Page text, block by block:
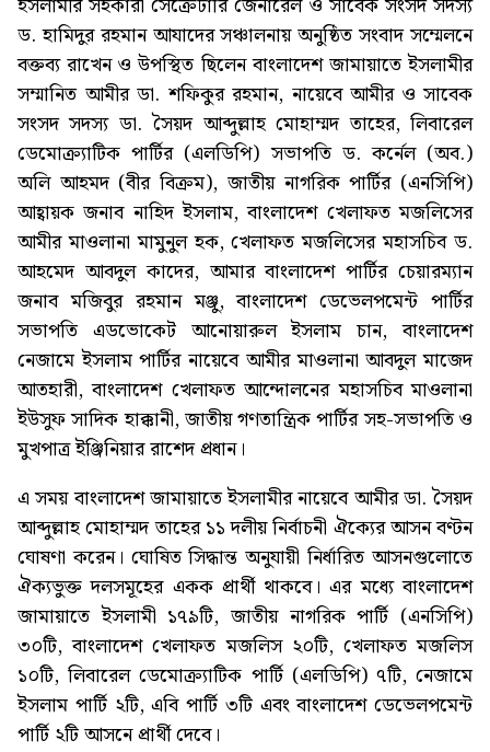
ড. হামিদুর রহমান আযাদের সঞ্চালনায় অনুষ্ঠিত সংবাদ সম্মেলনে
বক্তব্য রাখেন ও উপস্থিত ছিলেন বাংলাদেশ জামায়াতে ইসলামীর
সম্মানিত আমীর ডা. শফিকুর রহমান, নায়েবে আমীর ও সাবেক
সংসদ সদস্য ডা. সৈয়দ আব্দুল্লাহ মোহাম্মদ তাহের, লিবারেল
ডেমোক্র্যাটিক পার্টির (এলডিপি) সভাপতি ড. কর্নেল (অব.)
অলি আহমদ (বীর বিক্রম), জাতীয় নাগরিক পার্টির (এনসিপি)
আহ্বায়ক জনাব নাহিদ ইসলাম, বাংলাদেশ খেলাফত মজলিসের
আমীর মাওলানা মামুনুল হক, খেলাফত মজলিসের মহাসচিব ড.
আহমেদ আবদুল কাদের, আমার বাংলাদেশ পার্টির চেয়ারম্যান
জনাব মজিবুর রহমান মঞ্জু, বাংলাদেশ ডেভেলপমেন্ট পার্টির
সভাপতি এডভোকেট আনোয়ারুল ইসলাম চান, বাংলাদেশ
নেজামে ইসলাম পার্টির নায়েবে আমীর মাওলানা আবদুল মাজেদ
আতহারী, বাংলাদেশ খেলাফত আন্দোলনের মহাসচিব মাওলানা
ইউসুফ সাদিক হাক্কানী, জাতীয় গণতান্ত্রিক পার্টির সহ-সভাপতি ও
মুখপাত্র ইঞ্জিনিয়ার রাশেদ প্রধান।
এ সময় বাংলাদেশ জামায়াতে ইসলামীর নায়েবে আমীর ডা. সৈয়দ
আব্দুল্লাহ মোহাম্মদ তাহের ১১ দলীয় নির্বাচনী ঐক্যের আসন বণ্টন
ঘোষণা করেন। ঘোষিত সিদ্ধান্ত অনুযায়ী নির্ধারিত আসনগুলোতে
ঐক্যভুক্ত দলসমূহের একক প্রার্থী থাকবে। এর মধ্যে বাংলাদেশ
জামায়াতে ইসলামী ১৭৯টি, জাতীয় নাগরিক পার্টি (এনসিপি)
৩০টি, বাংলাদেশ খেলাফত মজলিস ২০টি, খেলাফত মজলিস
১০টি, লিবারেল ডেমোক্র্যাটিক পার্টি (এলডিপি) ৭টি, নেজামে
ইসলাম পার্টি ২টি, এবি পার্টি ৩টি এবং বাংলাদেশ ডেভেলপমেন্ট
পার্টি ২টি আসনে প্রার্থী দেবে।